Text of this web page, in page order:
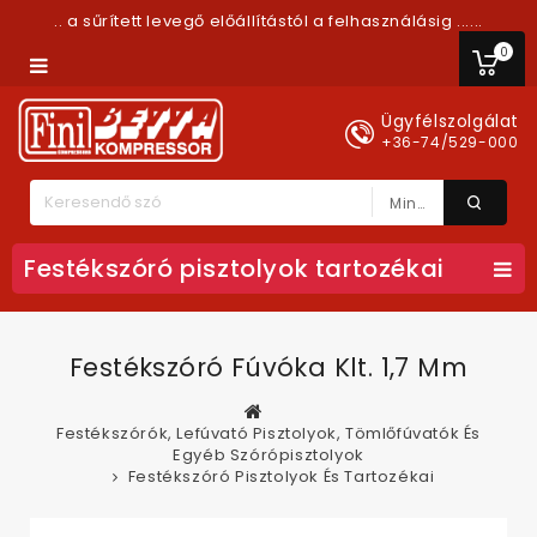
.. a sűrített levegő előállítástól a felhasználásig ......
0
Ügyfélszolgálat
+36-74/529-000
Minden Kategória
Festékszóró pisztolyok tartozékai
Festékszóró Fúvóka Klt. 1,7 Mm
Festékszórók, Lefúvató Pisztolyok, Tömlőfúvatók És
Egyéb Szórópisztolyok
Festékszóró Pisztolyok És Tartozékai